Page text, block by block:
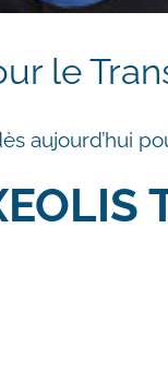
le
aujourd’hui